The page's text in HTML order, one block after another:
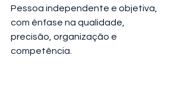
Pessoa independente e objetiva,
com ênfase na qualidade,
precisão, organização e
competência.